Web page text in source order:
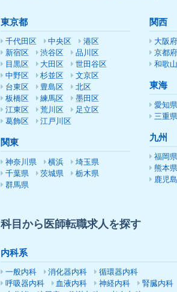
東京都
千代田区 中央区
港区
新宿区
渋谷区
品川区
目黒区
大田区
世田谷区
中野区
杉並区
文京区
台東区
豊島区
北区
板橋区
練馬区
墨田区
江東区
荒川区
足立区
葛飾区
江戸川区
関東
神奈川県 横浜
埼玉県
千葉県
茨城県
栃木県
群馬県
関西
大阪府
京都府
和歌
東海
愛知県
三重県
九州
福岡県
熊本県
鹿児
科目から医師転職求人を探す
内科系
一般内科 消化器内科
循環器内科
呼吸器内科
血液内科 神経内科
腎臓内科